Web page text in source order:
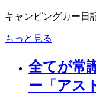
キャンピングカー日
もっと見る
全てが常
ー「アス